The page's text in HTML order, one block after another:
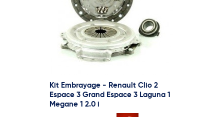
Kit Embrayage - Renault Clio 2
Espace 3 Grand Espace 3 Laguna 1
Megane 1 2.0 i